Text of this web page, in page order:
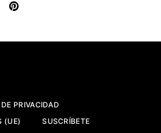
PRIVACIDAD
(UE)
SUSCRÍBETE